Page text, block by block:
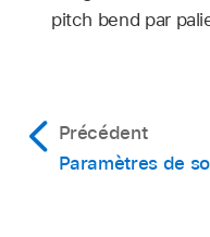
pitch bend par
Précédent
Paramètres de